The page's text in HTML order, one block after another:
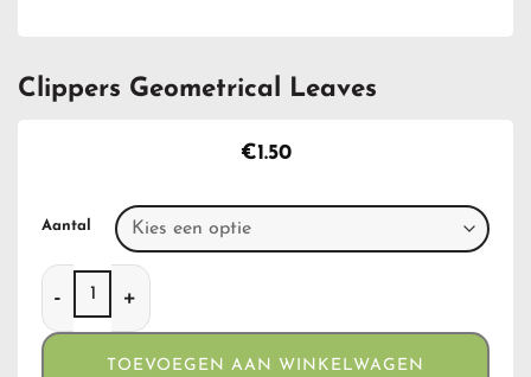
Clippers Geometrical Leaves
€1.50
Aantal
Clippers Geometrical Leaves aantal
TOEVOEGEN AAN WINKELWAGEN